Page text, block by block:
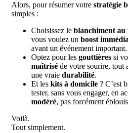
Alors, pour résumer votre stratégie
simples :
Choisissez le blanchiment au
vous voulez un boost
avant un événement important.
Optez pour les gouttières si
maîtrisé de votre sourire, tout
une vraie durabilité.
Et les kits à domicile ? C’est
tester, sans vous engager, en
modéré, pas forcément
Voilà.
Tout simplement.